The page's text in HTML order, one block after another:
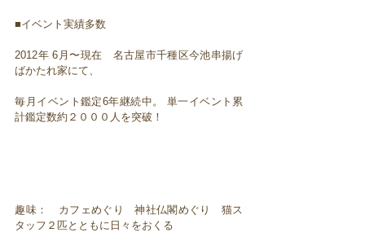
■イベント実績多数
2012年 6月〜現在 名古屋市千種区今池串揚げ
ばかたれ家にて、
毎月イベント鑑定6年継続中。 単一イベント累
計鑑定数約２０００人を突破！
趣味： カフェめぐり 神社仏閣めぐり 猫ス
タッフ２匹とともに日々をおくる